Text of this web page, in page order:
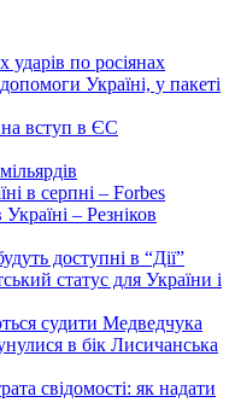
ударів по росіянах
Україні, у пакеті
на вступ в ЄС
в серпні – Forbes
– Резніков
доступні в “Дії”
статус для України і
судити Медведчука
в бік Лисичанська
свідомості: як надати